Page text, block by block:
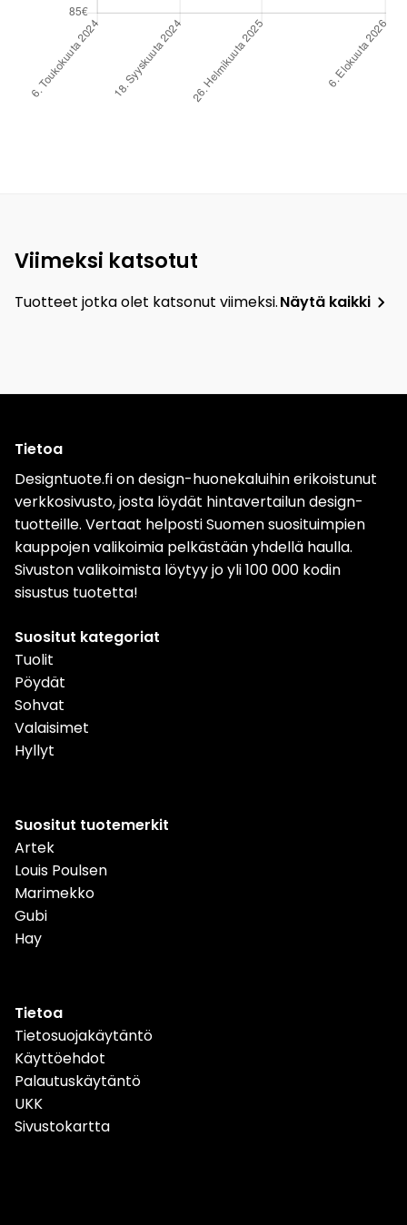
Viimeksi katsotut
Tuotteet jotka olet katsonut viimeksi.Näytä kaikki
Tietoa
Designtuote.fi on design-huonekaluihin erikoistunut
verkkosivusto, josta löydät hintavertailun design-
tuotteille. Vertaat helposti Suomen suosituimpien
kauppojen valikoimia pelkästään yhdellä haulla.
Sivuston valikoimista löytyy jo yli 100 000 kodin
sisustus tuotetta!
Suositut kategoriat
Tuolit
Pöydät
Sohvat
Valaisimet
Hyllyt
Suositut tuotemerkit
Artek
Louis Poulsen
Marimekko
Gubi
Hay
Tietoa
Tietosuojakäytäntö
Käyttöehdot
Palautuskäytäntö
UKK
Sivustokartta